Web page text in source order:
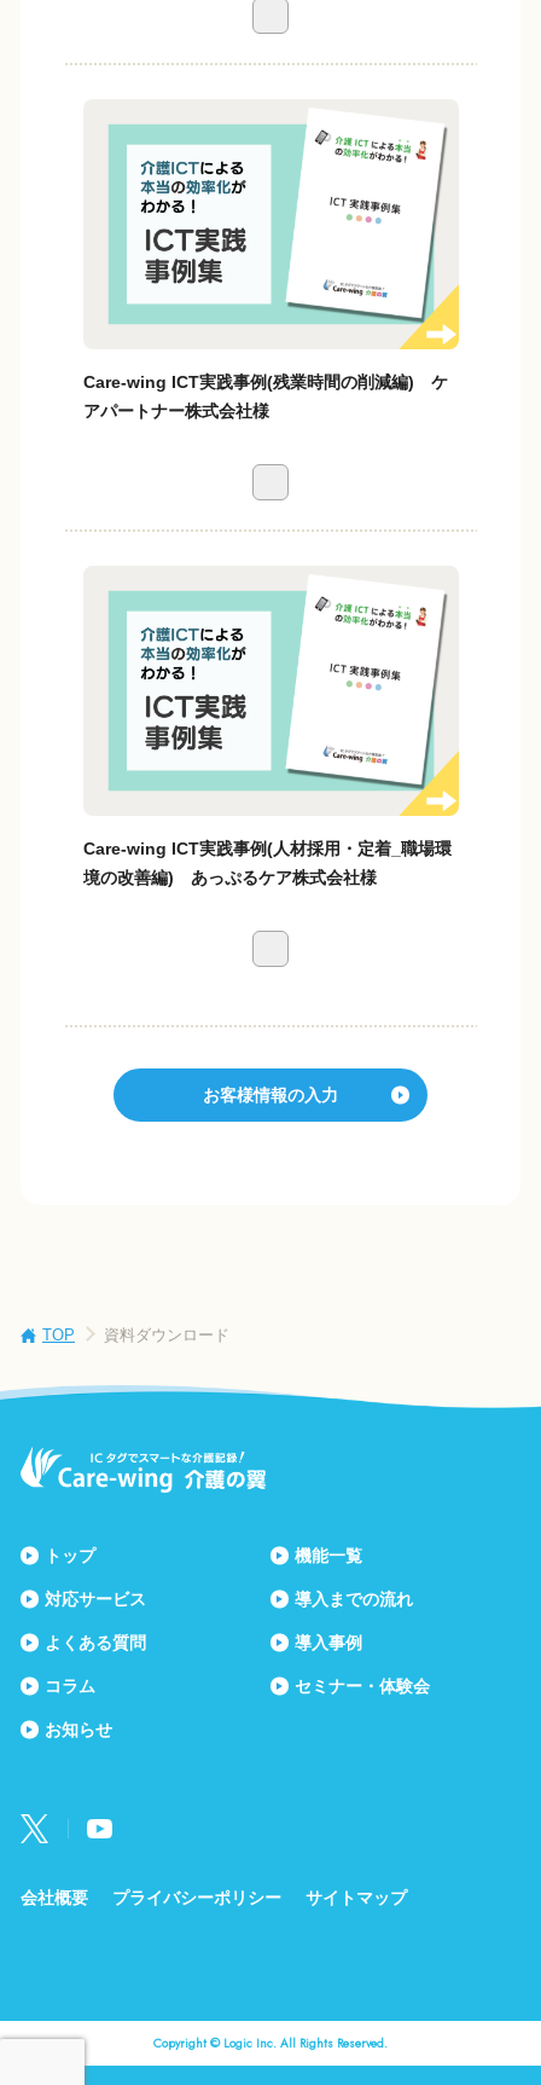
Care-wing ICT実践事例(残業時間の削減編) ケ
アパートナー株式会社様
Care-wing ICT実践事例(人材採用・定着_職場環
境の改善編) あっぷるケア株式会社様
TOP 資料ダウンロード
トップ 機能一覧
対応サービス 導入までの流れ
よくある質問 導入事例
コラム セミナー・体験会
お知らせ
会社概要 プライバシーポリシー サイトマップ
Copyright © Logic Inc. All Rights Reserved.